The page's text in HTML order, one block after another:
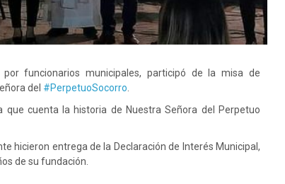
por funcionarios municipales, participó de la misa de
del #PerpetuoSocorro.
cuenta la historia de Nuestra Señora del Perpetuo
hicieron entrega de la Declaración de Interés Municipal,
de su fundación.